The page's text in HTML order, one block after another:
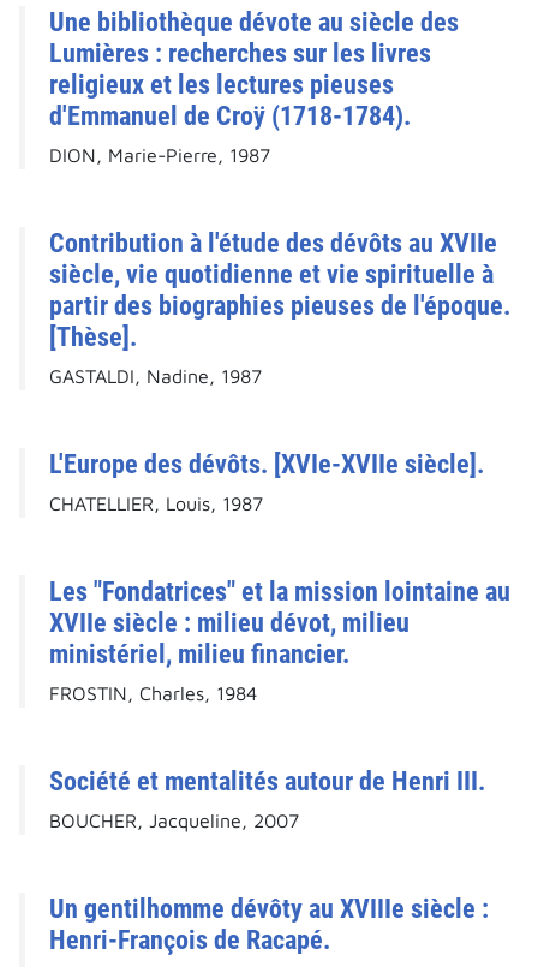
Une bibliothèque dévote au siècle des
Lumières : recherches sur les livres
religieux et les lectures pieuses
d'Emmanuel de Croÿ (1718-1784).
DION, Marie-Pierre, 1987
Contribution à l'étude des dévôts au XVIIe
siècle, vie quotidienne et vie spirituelle à
partir des biographies pieuses de l'époque.
[Thèse].
GASTALDI, Nadine, 1987
L'Europe des dévôts. [XVIe-XVIIe siècle].
CHATELLIER, Louis, 1987
Les "Fondatrices" et la mission lointaine au
XVIIe siècle : milieu dévot, milieu
ministériel, milieu financier.
FROSTIN, Charles, 1984
Société et mentalités autour de Henri III.
BOUCHER, Jacqueline, 2007
Un gentilhomme dévôty au XVIIIe siècle :
Henri-François de Racapé.